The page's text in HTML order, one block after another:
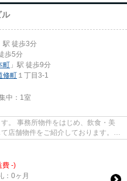
ル
駅 徒歩3分
歩5分
町 」駅 徒歩9分
修町 １丁目3-1
中： 1室
。 事務所物件をはじめ、飲食・美
店舗物件をご紹介しております。
費 -)
：0ヶ月